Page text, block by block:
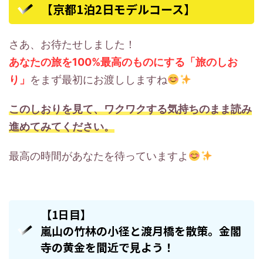
【京都1泊2日モデルコース】
さあ、お待たせしました！
あなたの旅を100%最高のものにする「旅のしお
り」 をまず最初にお渡ししますね
このしおりを見て、ワクワクする気持ちのまま読み
進めてみてください。
最高の時間があなたを待っていますよ
【1日目】
嵐山の竹林の小径と渡月橋を散策。金閣
寺の黄金を間近で見よう！